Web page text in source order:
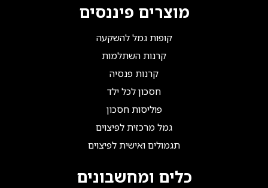
מוצרים פיננסים
קופות גמל להשקעה
קרנות השתלמות
קרנות פנסיה
חסכון לכל ילד
פוליסות חסכון
גמל מרכזית לפיצוים
תגמולים ואישית לפיצוים
כלים ומחשבונים